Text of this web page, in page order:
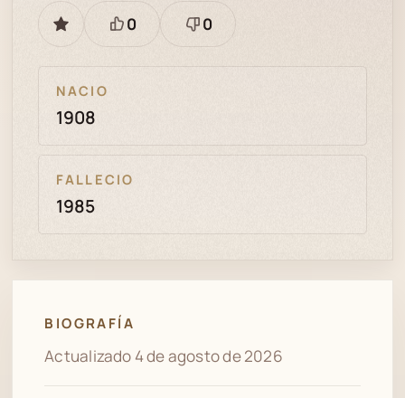
GUARDAR
Está
0
Necesita
0
NACIO
1908
FALLECIO
1985
BIOGRAFÍA
Actualizado 4 de agosto de 2026